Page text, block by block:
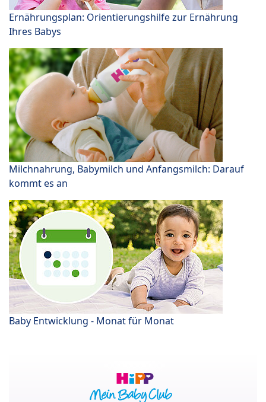
Ernährungsplan: Orientierungshilfe zur Ernährung
Ihres Babys
Milchnahrung, Babymilch und Anfangsmilch: Darauf
kommt es an
Baby Entwicklung - Monat für Monat